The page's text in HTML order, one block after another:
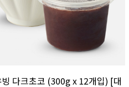
다크초코 (300g x 12개입) [대